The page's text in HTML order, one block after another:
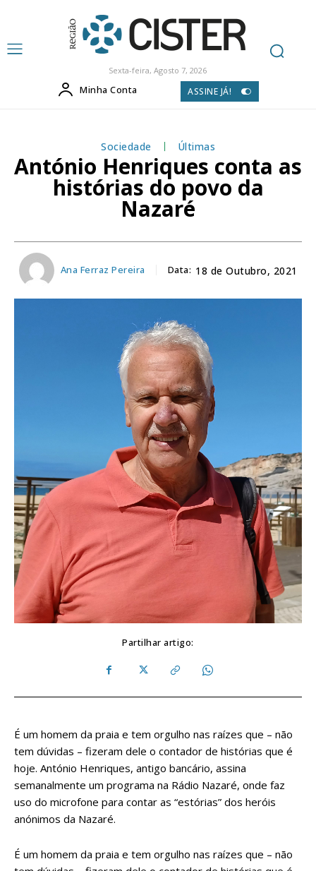
Sexta-feira, Agosto 7, 2026
Minha Conta ASSINE JÁ!
Sociedade Últimas
António Henriques conta as
histórias do povo da
Nazaré
Ana Ferraz Pereira Data: 18 de Outubro, 2021
Partilhar artigo:
É um homem da praia e tem orgulho nas raízes que – não
tem dúvidas – fizeram dele o contador de histórias que é
hoje. António Henriques, antigo bancário, assina
semanalmente um programa na Rádio Nazaré, onde faz
uso do microfone para contar as “estórias” dos heróis
anónimos da Nazaré.
É um homem da praia e tem orgulho nas raízes que – não